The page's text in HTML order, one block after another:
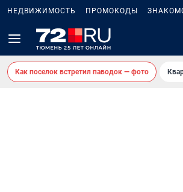
НЕДВИЖИМОСТЬ ПРОМОКОДЫ
Как поселок встретил паводок — фото